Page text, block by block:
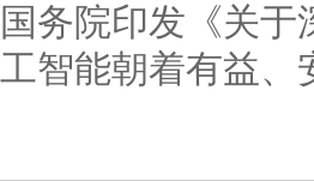
国务院印发《关于
工智能朝着有益、